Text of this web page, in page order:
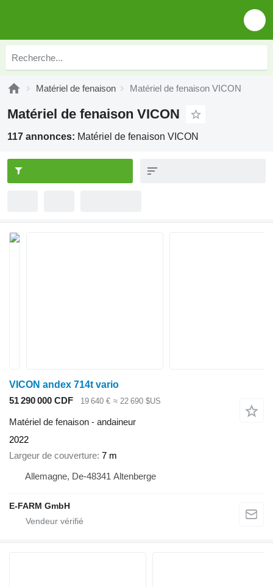
Matériel de fenaison Matériel de fenaison VICON
Matériel de fenaison VICON
117 annonces: Matériel de fenaison VICON
VICON andex 714t vario
51 290 000 CDF
19 640 € ≈ 22 690 $US
Matériel de fenaison - andaineur
2022
Largeur de couverture 7 m
Allemagne, De-48341 Altenberge
E-FARM GmbH